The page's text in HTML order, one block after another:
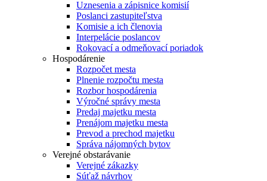
Uznesenia a zápisnice komisií
Poslanci zastupiteľstva
Komisie a ich členovia
Interpelácie poslancov
Rokovací a odmeňovací poriadok
Hospodárenie
Rozpočet mesta
Plnenie rozpočtu mesta
Rozbor hospodárenia
Výročné správy mesta
Predaj majetku mesta
Prenájom majetku mesta
Prevod a prechod majetku
Správa nájomných bytov
Verejné obstarávanie
Verejné zákazky
Súťaž návrhov